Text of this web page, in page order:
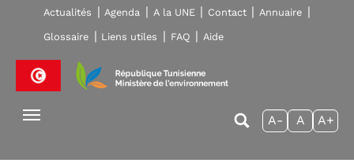
Skip to main navigation
Aller au contenu principal
Skip to page footer
Actualités Agenda A la UNE Contact Annuaire
Glossaire Liens utiles FAQ Aide
A- A A+